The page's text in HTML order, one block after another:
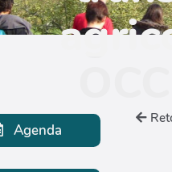
Agenda